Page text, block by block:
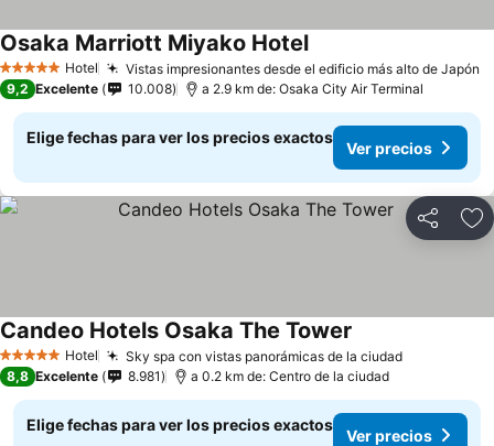
5 Estrellas Hotel Vistas impresionantes desde el edificio más alto de Japón
Osaka Marriott Miyako Hotel
9,2 Excelente 10.008 a 2.9 km de: Osaka City Air Terminal
Elige fechas para ver los precios exactos
Ver precios
Compartir
5 Estrellas Hotel Sky spa con vistas panorámicas de la ciudad
Candeo Hotels Osaka The Tower
8,8 Excelente 8.981 a 0.2 km de: Centro de la ciudad
Elige fechas para ver los precios exactos
Ver precios